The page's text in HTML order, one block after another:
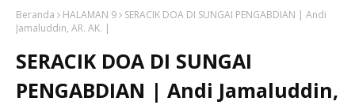
Beranda HALAMAN 9
SERACIK DOA DI SUNGAI PENGABDIAN | Andi
Jamaluddin, AR. AK. |
SERACIK DOA DI SUNGAI
PENGABDIAN | Andi Jamaluddin,